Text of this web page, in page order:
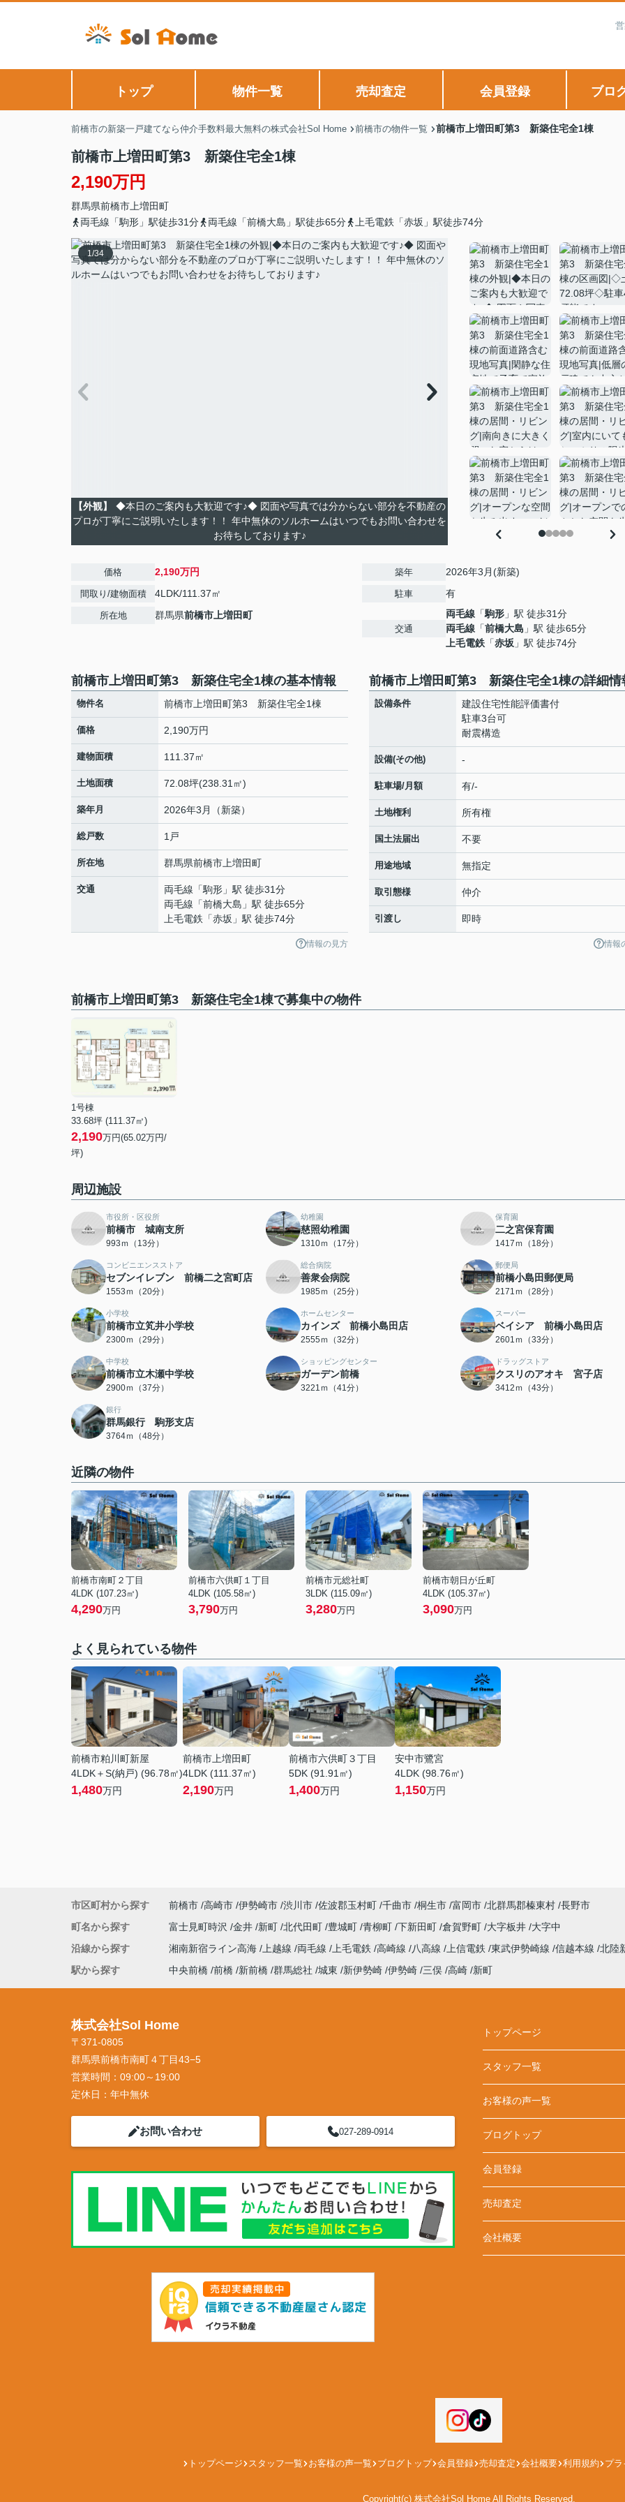
トップ 物件一覧 売却査定 会員登録 ブロ
前橋市の新築一戸建てなら仲介手数料最大無料の株式会社Sol Home 前橋市の物件一覧 前橋市上増田町第3 新築住宅全1棟
前橋市上増田町第3 新築住宅全1棟
2,190万円
群馬県前橋市 上増田町
両毛線「駒形」駅徒歩31分
両毛線「前橋大島」駅徒歩65分 上毛電鉄「赤坂」駅徒歩74分
1/34
【外観】
◆本日のご案内も大歓迎です♪◆ 図面や写真では分からない部分を不動産の
プロが丁寧にご説明いたします！！ 年中無休のソルホームはいつでもお問い合わせを
お待ちしております♪
価格 2,190万円
間取り/建物面積 4LDK/111.37㎡
所在地 群馬県前橋市 上増田町
築年 2026年3月(新築)
駐車 有
交通
両毛線 「駒形 」駅 徒歩31分
両毛線 「前橋大島 」駅 徒歩65分
上毛電鉄 「赤坂 」駅 徒歩74分
前橋市上増田町第3 新築住宅全1棟の基本情報
物件名 前橋市上増田町第3 新築住宅全1棟
価格 2,190万円
建物面積 111.37㎡
土地面積 72.08坪(238.31㎡)
築年月 2026年3月（新築）
総戸数 1戸
所在地 群馬県前橋市 上増田町
交通 両毛線 「駒形 」駅 徒歩31分
両毛線 「前橋大島 」駅 徒歩65分
上毛電鉄 「赤坂 」駅 徒歩74分
情報の見方
前橋市上増田町第3 新築住宅全1棟の詳細情
設備条件
建設住宅性能評価書付
駐車3台可
耐震構造
設備(その他) -
駐車場/月額 有/-
土地権利 所有権
国土法届出 不要
用途地域 無指定
取引態様 仲介
引渡し 即時
情報
前橋市上増田町第3 新築住宅全1棟で募集中の物件
1号棟
33.68坪 (111.37㎡)
2,190万円(65.02万円/
坪)
周辺施設
市役所・区役所
前橋市 城南支所
993ｍ（13分）
幼稚園
慈照幼稚園
1310ｍ（17分）
保育園
二之宮保育園
1417ｍ（18分）
コンビニエンスストア
セブンイレブン 前橋二之宮町店
1553ｍ（20分）
総合病院
善衆会病院
1985ｍ（25分）
郵便局
前橋小島田郵便局
2171ｍ（28分）
小学校
前橋市立笂井小学校
2300ｍ（29分）
ホームセンター
カインズ 前橋小島田店
2555ｍ（32分）
スーパー
ベイシア 前橋小島田店
2601ｍ（33分）
中学校
前橋市立木瀬中学校
2900ｍ（37分）
ショッピングセンター
ガーデン前橋
3221ｍ（41分）
ドラッグストア
クスリのアオキ 宮子店
3412ｍ（43分）
銀行
群馬銀行 駒形支店
3764ｍ（48分）
近隣の物件
前橋市南町２丁目
4LDK (107.23㎡)
4,290万円
前橋市六供町１丁目
4LDK (105.58㎡)
3,790万円
前橋市元総社町
3LDK (115.09㎡)
3,280万円
前橋市朝日が丘町
4LDK (105.37㎡)
3,090万円
よく見られている物件
前橋市粕川町新屋
4LDK＋S(納戸) (96.78㎡)
1,480万円
前橋市上増田町
4LDK (111.37㎡)
2,190万円
前橋市六供町３丁目
5DK (91.91㎡)
1,400万円
安中市鷺宮
4LDK (98.76㎡)
1,150万円
市区町村から探す 前橋市 高崎市 伊勢崎市 渋川市 佐波郡玉村町 千曲市 桐生市 富岡市 北群馬郡榛東村 長野市
町名から探す
富士見町時沢 金井 新町 北代田町 豊城町 青柳町 下新田町 倉賀野町 大字板井 大字中
沿線から探す
湘南新宿ライン高海 上越線 両毛線 上毛電鉄 高崎線 八高線 上信電鉄 東武伊勢崎線 信越本線 北陸
駅から探す
中央前橋 前橋 新前橋 群馬総社 城東 新伊勢崎 伊勢崎 三俣 高崎 新町
株式会社Sol Home
〒371-0805
群馬県前橋市南町４丁目43−5
営業時間： 09:00～19:00
定休日： 年中無休
お問い合わせ 027-289-0914
トップページ
スタッフ一覧
お客様の声一覧
ブログトップ
会員登録
売却査定
会社概要
トップページ スタッフ一覧 お客様の声一覧 ブログトップ 会員登録 売却査定 会社概要 利用規約 プ
Copyright(c) 株式会社Sol Home All Rights Reserved.